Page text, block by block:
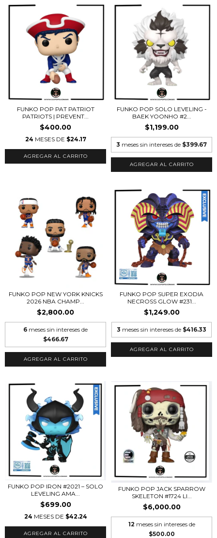
FUNKO POP PAT PATRIOT
PATRIOTS | PREVENT...
$400.00
24 MESES DE $24.17
FUNKO POP SOLO LEVELING -
BAEK YOONHO #2...
$1,199.00
3 meses sin intereses de $399.67
FUNKO POP NEW YORK KNICKS
2026 NBA CHAMP...
$2,800.00
6 meses sin intereses de
$466.67
FUNKO POP SUPER EXODIA
NECROSS GLOW #231...
$1,249.00
3 meses sin intereses de $416.33
FUNKO POP IRON #2021 – SOLO
LEVELING AMA...
$699.00
24 MESES DE $42.24
FUNKO POP JACK SPARROW
SKELETON #1724 LI...
$6,000.00
12 meses sin intereses de
$500.00